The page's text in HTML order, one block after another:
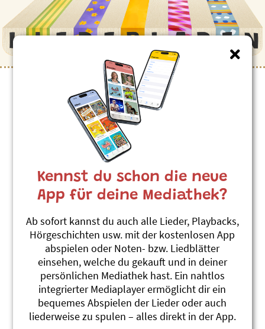
Kinderlieder zum Thema
”Alpentiere”
Platz für alli
Andrew Bond
Hyäne lached Träne
#Alp #Alpentiere
Der Summer isch verbii
Linard Bardill
Us em Rucksack vom Andri
#Alp #Alpentiere #Berge
Bergmusig
Andrew Bond
Musizin
#Alpentiere #Berge #Musik & Singen
Kennst du schon die neue
App für deine Mediathek?
Ab sofort kannst du auch alle Lieder, Playbacks,
Hörgeschichten usw. mit der kostenlosen App
abspielen oder Noten- bzw. Liedblätter
einsehen, welche du gekauft und in deiner
persönlichen Mediathek hast. Ein nahtlos
integrierter Mediaplayer ermöglicht dir ein
bequemes Abspielen der Lieder oder auch
liederweise zu spulen – alles direkt in der App.